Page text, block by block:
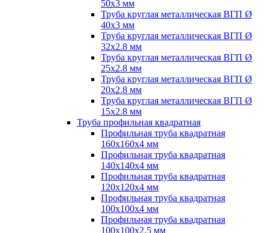
50х3 мм
Труба круглая металлическая ВГП Ø
40х3 мм
Труба круглая металлическая ВГП Ø
32х2.8 мм
Труба круглая металлическая ВГП Ø
25х2.8 мм
Труба круглая металлическая ВГП Ø
20х2.8 мм
Труба круглая металлическая ВГП Ø
15х2.8 мм
Труба профильная квадратная
Профильная труба квадратная
160х160х4 мм
Профильная труба квадратная
140х140х4 мм
Профильная труба квадратная
120х120х4 мм
Профильная труба квадратная
100х100х4 мм
Профильная труба квадратная
100х100х2.5 мм